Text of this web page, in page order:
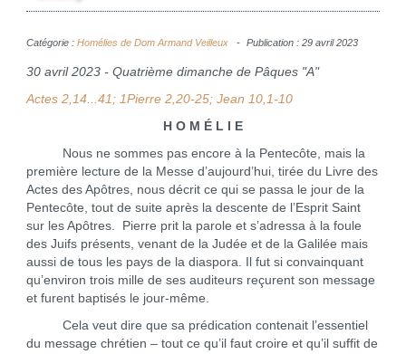
Catégorie : Homélies de Dom Armand Veilleux Publication : 29 avril 2023
30 avril 2023 - Quatrième dimanche de Pâques "A"
Actes 2,14...41; 1Pierre 2,20-25; Jean 10,1-10
H O M É L I E
Nous ne sommes pas encore à la Pentecôte, mais la
première lecture de la Messe d’aujourd’hui, tirée du Livre des
Actes des Apôtres, nous décrit ce qui se passa le jour de la
Pentecôte, tout de suite après la descente de l’Esprit Saint
sur les Apôtres. Pierre prit la parole et s’adressa à la foule
des Juifs présents, venant de la Judée et de la Galilée mais
aussi de tous les pays de la diaspora. Il fut si convainquant
qu’environ trois mille de ses auditeurs reçurent son message
et furent baptisés le jour-même.
Cela veut dire que sa prédication contenait l’essentiel
du message chrétien – tout ce qu’il faut croire et qu’il suffit de